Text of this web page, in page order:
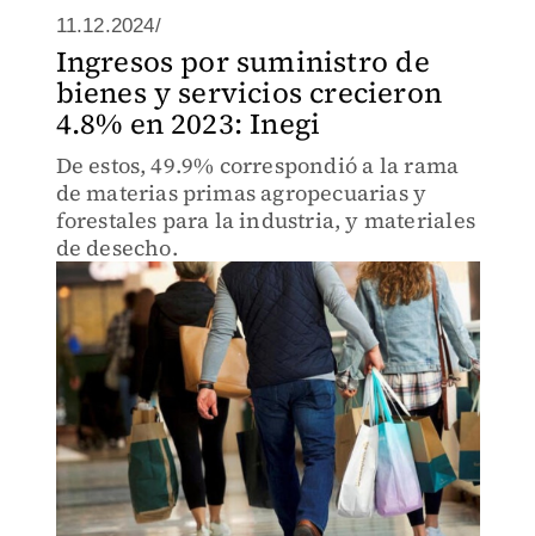
11.12.2024/
Ingresos por suministro de
bienes y servicios crecieron
4.8% en 2023: Inegi
De estos, 49.9% correspondió a la rama
de materias primas agropecuarias y
forestales para la industria, y materiales
de desecho.